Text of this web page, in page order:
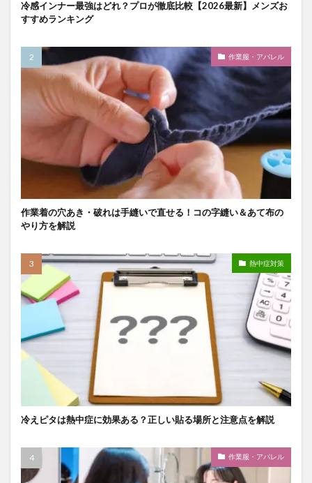
冷感インナー最強はどれ？プロが徹底比較【2026最新】メンズお
すすめランキング
作業服・アパレル
作業着の穴あき・破れは手縫いで直せる！コの字縫い＆あて布の
やり方を解説
熱中症対策
冷えピタは熱中症に効果ある？正しい貼る場所と注意点を解説
作業服・アパレル